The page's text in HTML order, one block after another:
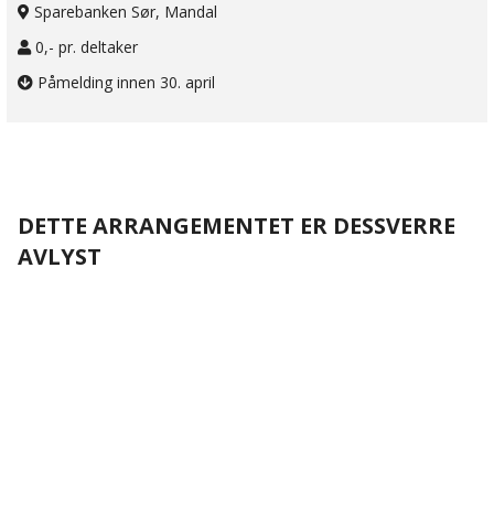
Sparebanken Sør, Mandal
0,- pr. deltaker
Påmelding innen 30. april
DETTE ARRANGEMENTET ER DESSVERRE
AVLYST